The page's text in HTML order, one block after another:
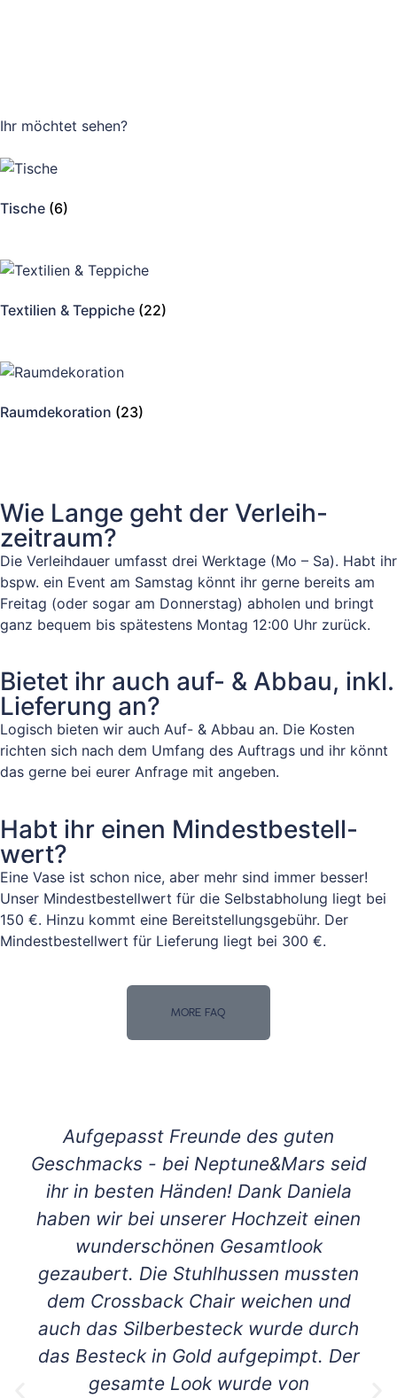
Ihr möchtet sehen?
Tische (6)
Textilien & Teppiche (22)
Raumdekoration (23)
Wie Lange geht der Verleih-
zeitraum?
Die Verleihdauer umfasst drei Werktage (Mo – Sa). Habt ihr
bspw. ein Event am Samstag könnt ihr gerne bereits am
Freitag (oder sogar am Donnerstag) abholen und bringt
ganz bequem bis spätestens Montag 12:00 Uhr zurück.
Bietet ihr auch auf- & Abbau, inkl.
Lieferung an?
Logisch bieten wir auch Auf- & Abbau an. Die Kosten
richten sich nach dem Umfang des Auftrags und ihr könnt
das gerne bei eurer Anfrage mit angeben.
Habt ihr einen Mindestbestell-
wert?
Eine Vase ist schon nice, aber mehr sind immer besser!
Unser Mindestbestellwert für die Selbstabholung liegt bei
150 €. Hinzu kommt eine Bereitstellungsgebühr. Der
Mindestbestellwert für Lieferung liegt bei 300 €.
MORE FAQ
Aufgepasst Freunde des guten
Geschmacks - bei Neptune&Mars seid
ihr in besten Händen! Dank Daniela
haben wir bei unserer Hochzeit einen
wunderschönen Gesamtlook
gezaubert. Die Stuhlhussen mussten
dem Crossback Chair weichen und
auch das Silberbesteck wurde durch
das Besteck in Gold aufgepimpt. Der
gesamte Look wurde von